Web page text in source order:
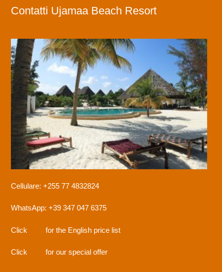
Contatti Ujamaa Beach Resort
Cellulare: +255 77 4832824
WhatsApp: +39 347 047 6375
Click for the English price list
Click for our special offer